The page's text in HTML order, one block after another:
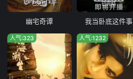
已完结
幽宅奇谭
已完结
我当卧底这件事
人气:323 人气:1232